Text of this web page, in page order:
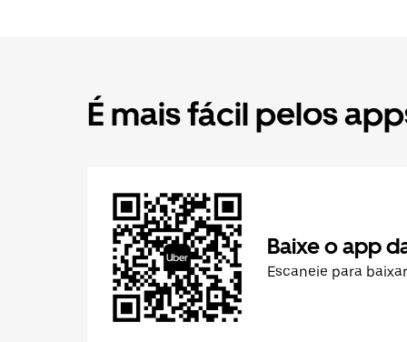
É mais fácil pelos
Baixe o app
Escaneie para baixar